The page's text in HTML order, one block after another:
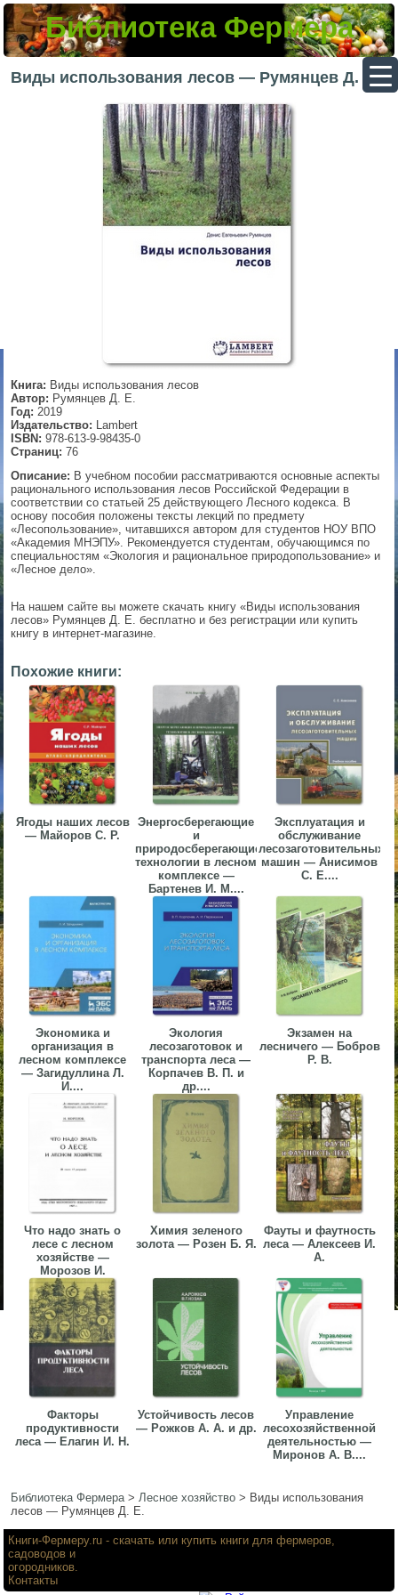
Библиотека Фермера
Виды использования лесов — Румянцев Д. Е.
Книга: Виды использования лесов
Автор: Румянцев Д. Е.
Год: 2019
Издательство: Lambert
ISBN: 978-613-9-98435-0
Страниц: 76
Описание: В учебном пособии рассматриваются основные аспекты
рационального использования лесов Российской Федерации в
соответствии со статьей 25 действующего Лесного кодекса. В
основу пособия положены тексты лекций по предмету
«Лесопользование», читавшихся автором для студентов НОУ ВПО
«Академия МНЭПУ». Рекомендуется студентам, обучающимся по
специальностям «Экология и рациональное природопользование» и
«Лесное дело».
На нашем сайте вы можете скачать книгу «Виды использования
лесов» Румянцев Д. Е. бесплатно и без регистрации или купить
книгу в интернет-магазине.
Похожие книги:
Ягоды наших лесов
— Майоров С. Р.
Энергосберегающие
и
природосберегающие
технологии в лесном
комплексе —
Бартенев И. М....
Эксплуатация и
обслуживание
лесозаготовительных
машин — Анисимов
С. Е....
Экономика и
организация в
лесном комплексе
— Загидуллина Л.
И....
Экология
лесозаготовок и
транспорта леса —
Корпачев В. П. и
др....
Экзамен на
лесничего — Бобров
Р. В.
Что надо знать о
лесе с лесном
хозяйстве —
Морозов И.
Химия зеленого
золота — Розен Б. Я.
Фауты и фаутность
леса — Алексеев И.
А.
Факторы
продуктивности
леса — Елагин И. Н.
Устойчивость лесов
— Рожков А. А. и др.
Управление
лесохозяйственной
деятельностью —
Миронов А. В....
Библиотека Фермера>Лесное хозяйство > Виды использования
лесов — Румянцев Д. Е.
▼
▼
▼
▼
▼
▼
Книги-Фермеру.ru - скачать или купить книги для фермеров,
садоводов и
огородников.
Контакты